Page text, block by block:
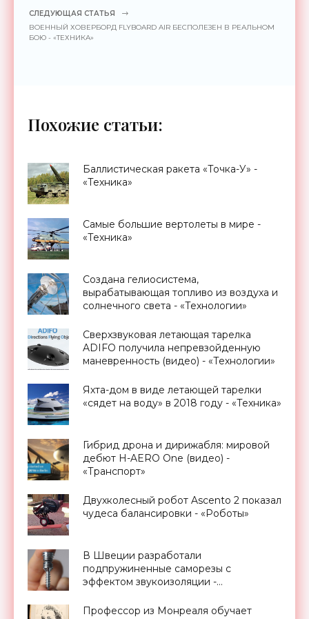
СЛЕДУЮЩАЯ СТАТЬЯ
ВОЕННЫЙ ХОВЕРБОРД FLYBOARD AIR БЕСПОЛЕЗЕН В РЕАЛЬНОМ
БОЮ - «ТЕХНИКА»
Похожие статьи:
Баллистическая ракета «Точка-У» -
«Техника»
Самые большие вертолеты в мире -
«Техника»
Создана гелиосистема,
вырабатывающая топливо из воздуха и
солнечного света - «Технологии»
Сверхзвуковая летающая тарелка
ADIFO получила непревзойденную
маневренность (видео) - «Технологии»
Яхта-дом в виде летающей тарелки
«сядет на воду» в 2018 году - «Техника»
Гибрид дрона и дирижабля: мировой
дебют H-AERO One (видео) -
«Транспорт»
Двухколесный робот Ascento 2 показал
чудеса балансировки - «Роботы»
В Швеции разработали
подпружиненные саморезы с
эффектом звукоизоляции -
Профессор из Монреаля обучает